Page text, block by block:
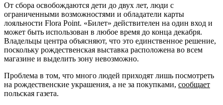
От сбора освобождаются дети до двух лет, люди с
ограниченными возможностями и обладатели карты
лояльности Flora Point. «Билет» действителен на один вход и
может быть использован в любое время до конца декабря.
Владельцы центра объясняют, что это единственное решение,
поскольку рождественская выставка расположена во всем
магазине и выделить зону невозможно.
Проблема в том, что много людей приходят лишь посмотреть
на рождественские украшения, а не за покупками, сообщает
польская газета.